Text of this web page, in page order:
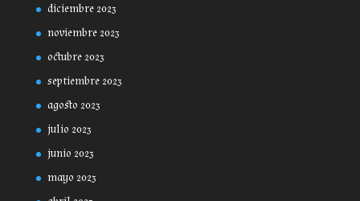
diciembre 2023
noviembre 2023
octubre 2023
septiembre 2023
agosto 2023
julio 2023
junio 2023
mayo 2023